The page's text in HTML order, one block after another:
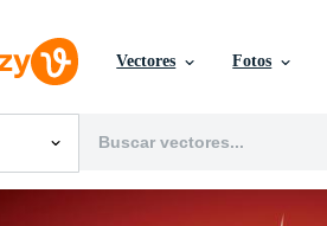
Vectores Fotos